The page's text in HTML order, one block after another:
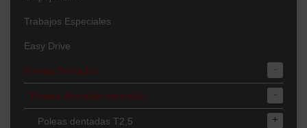
Trabajos Especiales
Easy Drive
Poleas Dentadas -
Poleas dentadas estándar -
Poleas dentadas T2,5 +